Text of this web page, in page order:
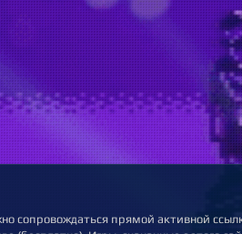
сопровождаться прямой активной